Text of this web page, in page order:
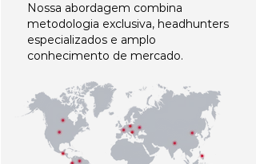
Nossa abordagem combina
metodologia exclusiva, headhunters
especializados e amplo
conhecimento de mercado.